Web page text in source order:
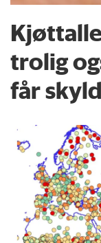
trolig
får